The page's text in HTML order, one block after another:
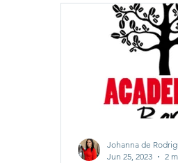
Academia Barista
Tisanes and other
Johanna de
Jun 25, 2023
2